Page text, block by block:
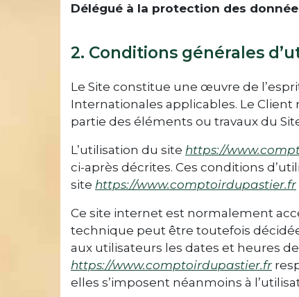
Délégué à la protection des
2. Conditions générales
Le Site constitue une œuvre de
Internationales applicables. Le
partie des éléments ou travaux du
L’utilisation du site https://
ci-après décrites. Ces conditions
site https://www.comptoirdupastier.fr
Ce site internet est normalement
technique peut être toutefois
aux utilisateurs les dates et heures
https://www.comptoirdupastier.fr
elles s’imposent néanmoins à